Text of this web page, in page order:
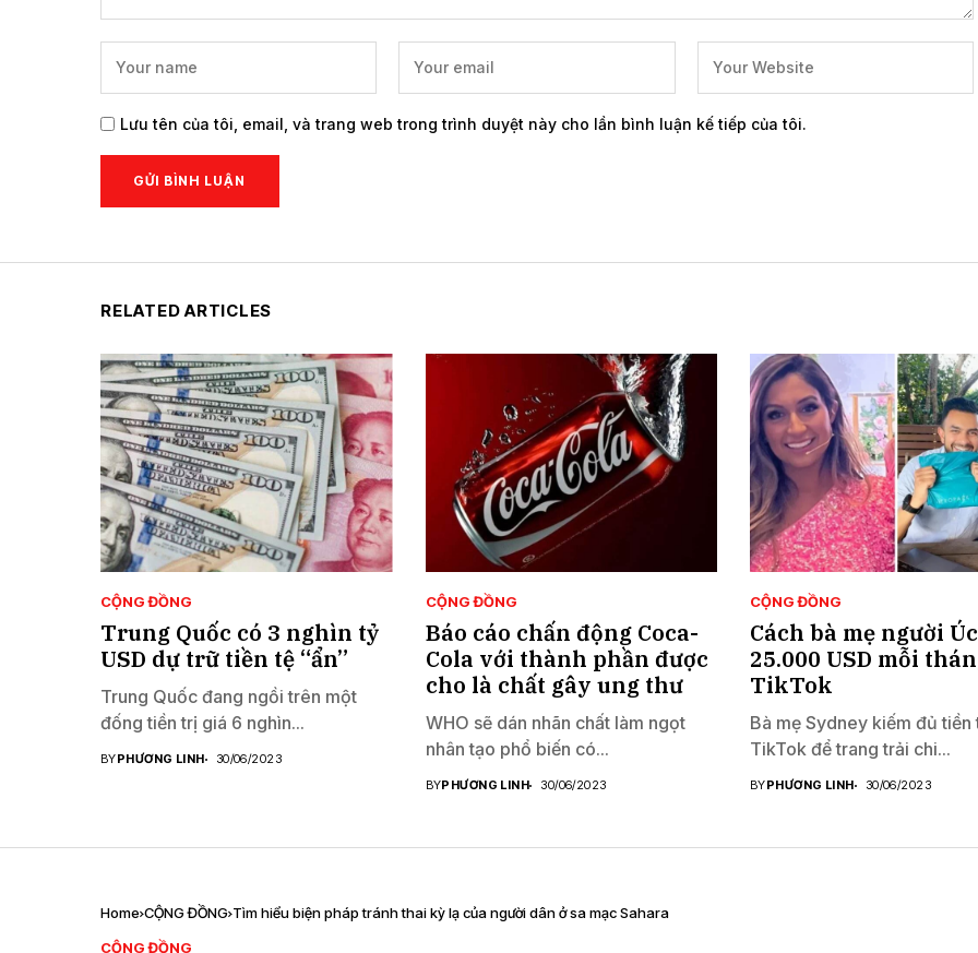
Lưu tên của tôi, email, và trang web trong trình duyệt này cho lần bình luận kế tiếp của tôi.
RELATED ARTICLES
CỘNG ĐỒNG
Trung Quốc có 3 nghìn tỷ
USD dự trữ tiền tệ “ẩn”
Trung Quốc đang ngồi trên một
đống tiền trị giá 6 nghìn...
BYPHƯƠNG LINH 30/06/2023
CỘNG ĐỒNG
Báo cáo chấn động Coca-
Cola với thành phần được
cho là chất gây ung thư
WHO sẽ dán nhãn chất làm ngọt
nhân tạo phổ biến có...
BYPHƯƠNG LINH 30/06/2023
CỘNG ĐỒNG
Cách bà mẹ người
25.000 USD mỗi
TikTok
Bà mẹ Sydney kiếm đủ tiền
TikTok để trang trải chi...
BYPHƯƠNG LINH 30/06/2023
Home CỘNG ĐỒNG Tìm hiểu biện pháp tránh thai kỳ lạ của người dân ở sa mạc Sahara
CỘNG ĐỒNG